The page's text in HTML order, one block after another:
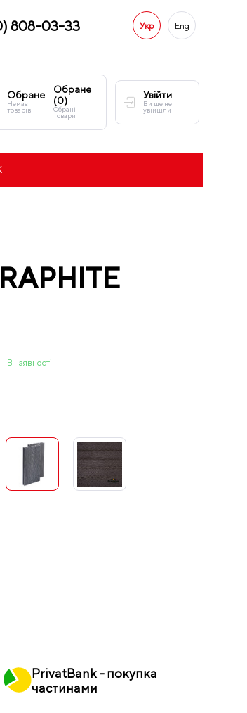
808-03-33 Укр Eng
Обране
Немає
товарів
Обране
(0)
Обрані
товари
Увійти
Ви ще не
увійшли
В наявності
PrivatBank - покупка
частинами